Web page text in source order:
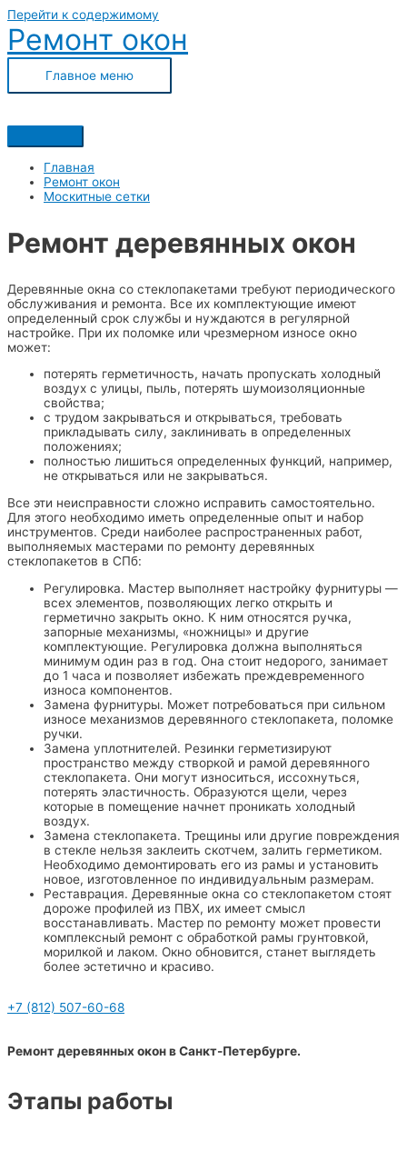
Перейти к содержимому
Ремонт окон
Главное меню
Главная
Ремонт окон
Москитные сетки
Ремонт деревянных окон
Деревянные окна со стеклопакетами требуют периодического
обслуживания и ремонта. Все их комплектующие имеют
определенный срок службы и нуждаются в регулярной
настройке. При их поломке или чрезмерном износе окно
может:
потерять герметичность, начать пропускать холодный
воздух с улицы, пыль, потерять шумоизоляционные
свойства;
с трудом закрываться и открываться, требовать
прикладывать силу, заклинивать в определенных
положениях;
полностью лишиться определенных функций, например,
не открываться или не закрываться.
Все эти неисправности сложно исправить самостоятельно.
Для этого необходимо иметь определенные опыт и набор
инструментов. Среди наиболее распространенных работ,
выполняемых мастерами по ремонту деревянных
стеклопакетов в СПб:
Регулировка. Мастер выполняет настройку фурнитуры —
всех элементов, позволяющих легко открыть и
герметично закрыть окно. К ним относятся ручка,
запорные механизмы, «‎ножницы» и другие
комплектующие. Регулировка должна выполняться
минимум один раз в год. Она стоит недорого, занимает
до 1 часа и позволяет избежать преждевременного
износа компонентов.
Замена фурнитуры. Может потребоваться при сильном
износе механизмов деревянного стеклопакета, поломке
ручки.
Замена уплотнителей. Резинки герметизируют
пространство между створкой и рамой деревянного
стеклопакета. Они могут износиться, иссохнуться,
потерять эластичность. Образуются щели, через
которые в помещение начнет проникать холодный
воздух.
Замена стеклопакета. Трещины или другие повреждения
в стекле нельзя заклеить скотчем, залить герметиком.
Необходимо демонтировать его из рамы и установить
новое, изготовленное по индивидуальным размерам.
Реставрация. Деревянные окна со стеклопакетом стоят
дороже профилей из ПВХ, их имеет смысл
восстанавливать. Мастер по ремонту может провести
комплексный ремонт с обработкой рамы грунтовкой,
морилкой и лаком. Окно обновится, станет выглядеть
более эстетично и красиво.
+7 (812) 507-60-68
Ремонт деревянных окон в Санкт-Петербурге.
Этапы работы